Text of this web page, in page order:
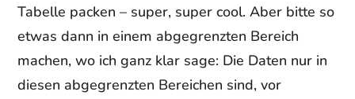
Tabelle packen – super, super cool. Aber bitte so
etwas dann in einem abgegrenzten Bereich
machen, wo ich ganz klar sage: Die Daten nur in
diesen abgegrenzten Bereichen sind, vor